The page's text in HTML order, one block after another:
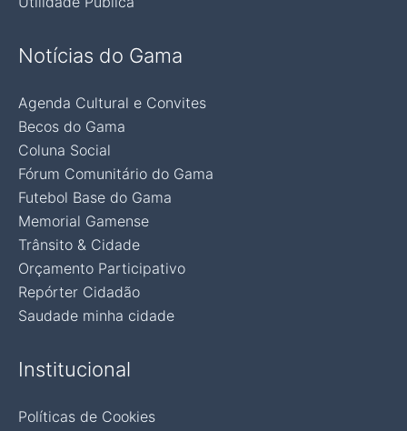
Notícias do Gama
Agenda Cultural e Convites
Becos do Gama
Coluna Social
Fórum Comunitário do Gama
Futebol Base do Gama
Memorial Gamense
Trânsito & Cidade
Orçamento Participativo
Repórter Cidadão
Saudade minha cidade
Institucional
Políticas de Cookies